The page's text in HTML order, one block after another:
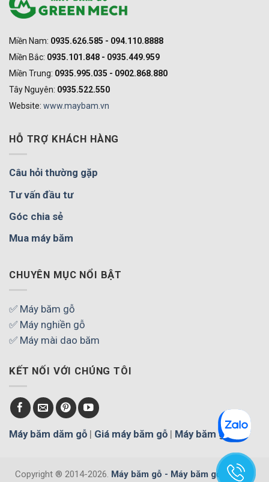
Miền Nam: 0935.626.585 - 094.110.8888
Miền Bắc: 0935.101.848 - 0935.449.959
Miền Trung: 0935.995.035 - 0902.868.880
Tây Nguyên: 0935.522.550
Website: www.maybam.vn
HỖ TRỢ KHÁCH HÀNG
Câu hỏi thường gặp
Tư vấn đầu tư
Góc chia sẻ
Mua máy băm
CHUYÊN MỤC NỔI BẬT
✅ Máy băm gỗ
✅ Máy nghiền gỗ
✅ Máy mài dao băm
KẾT NỐI VỚI CHÚNG TÔI
Máy băm dăm gỗ | Giá máy băm gỗ | Máy băm gỗ
Copyright ® 2014-2026. Máy băm gỗ - Máy băm gỗ cây, gỗ